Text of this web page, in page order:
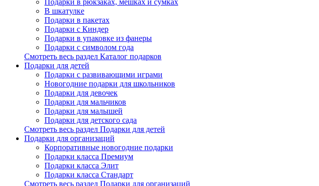
В шкатулке
Подарки в пакетах
Подарки с Киндер
Подарки в упаковке из фанеры
Подарки с символом года
Смотреть весь раздел Каталог подарков
Подарки для детей
Подарки с развивающими играми
Новогодние подарки для школьников
Подарки для девочек
Подарки для мальчиков
Подарки для малышей
Подарки для детского сада
Смотреть весь раздел Подарки для детей
Подарки для организаций
Корпоративные новогодние подарки
Подарки класса Премиум
Подарки класса Элит
Подарки класса Стандарт
Смотреть весь раздел Подарки для организаций